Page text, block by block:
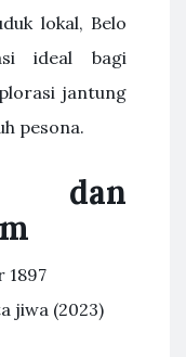
lokal, Belo
ideal bagi
jantung
pesona.
dan
1897
jiwa (2023)